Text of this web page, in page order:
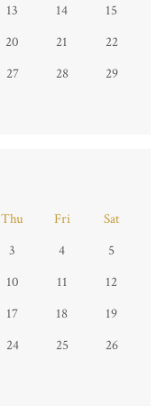
13 14
15
20 21
22
27 28
29
Thu Fri
Sat
3 4
5
10 11
12
17 18
19
24 25
26